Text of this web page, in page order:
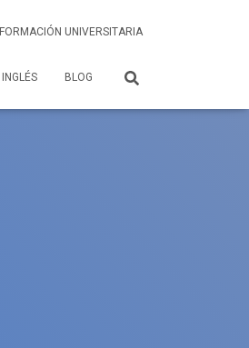
FORMACIÓN UNIVERSITARIA
INGLÉS BLOG